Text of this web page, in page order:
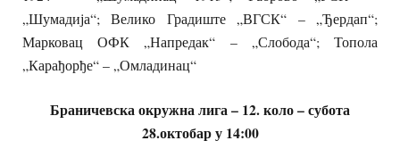
„Шумадија“; Велико Градиште „ВГСК“ – „Ђердап“;
Марковац ОФК „Напредак“ – „Слобода“; Топола
„Карађорђе“ – „Омладинац“
Браничевска окружна лига– 12. коло – субота
28.октобар у14:00